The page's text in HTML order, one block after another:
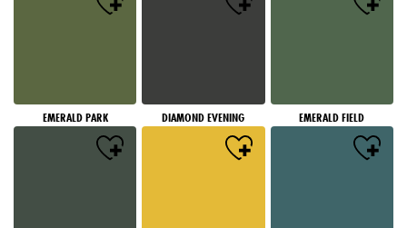
EMERALD PARK DIAMOND EVENING EMERALD FIELD